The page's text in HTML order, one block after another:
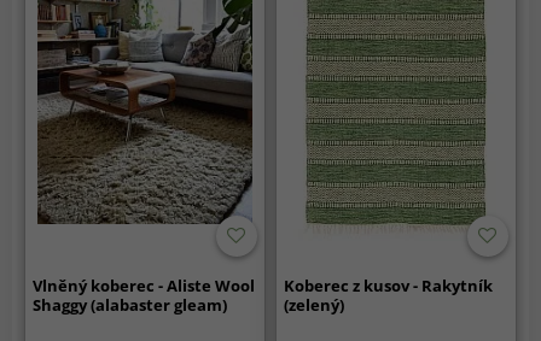
Vlněný koberec - Aliste Wool
Shaggy (alabaster gleam)
Koberec z kusov - Rakytník
(zelený)